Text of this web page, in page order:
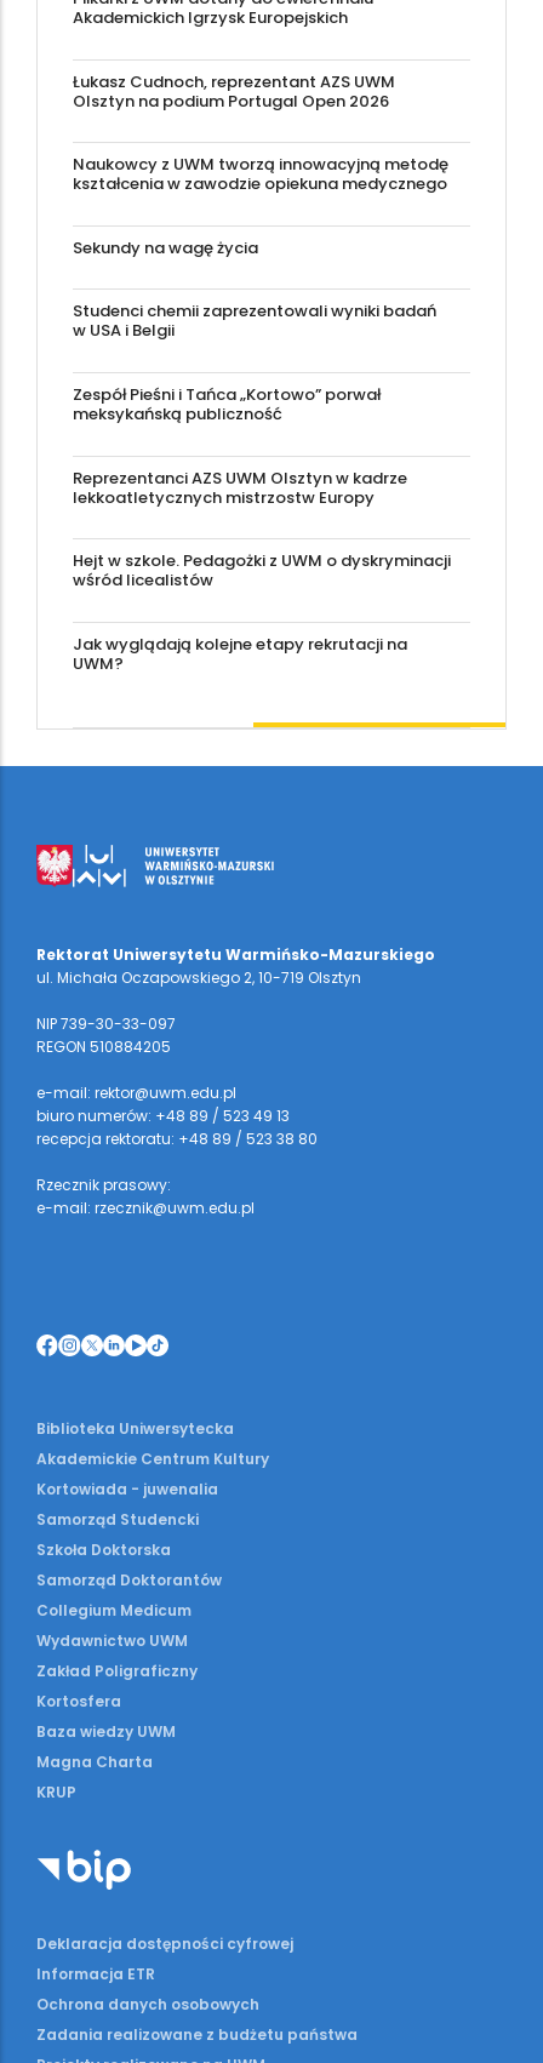
Akademickich Igrzysk Europejskich
Łukasz Cudnoch, reprezentant AZS UWM
Olsztyn na podium Portugal Open 2026
Naukowcy z UWM tworzą innowacyjną metodę
kształcenia w zawodzie opiekuna medycznego
Sekundy na wagę życia
Studenci chemii zaprezentowali wyniki badań
w USA i Belgii
Zespół Pieśni i Tańca „Kortowo” porwał
meksykańską publiczność
Reprezentanci AZS UWM Olsztyn w kadrze
lekkoatletycznych mistrzostw Europy
Hejt w szkole. Pedagożki z UWM o dyskryminacji
wśród licealistów
Jak wyglądają kolejne etapy rekrutacji na
UWM?
Rektorat Uniwersytetu Warmińsko-Mazurskiego
ul. Michała Oczapowskiego 2, 10-719 Olsztyn
NIP 739-30-33-097
REGON 510884205
e-mail: rektor@uwm.edu.pl
biuro numerów: +48 89 / 523 49 13
recepcja rektoratu: +48 89 / 523 38 80
Rzecznik prasowy:
e-mail: rzecznik@uwm.edu.pl
Biblioteka Uniwersytecka
Akademickie Centrum Kultury
Kortowiada - juwenalia
Samorząd Studencki
Szkoła Doktorska
Samorząd Doktorantów
Collegium Medicum
Wydawnictwo UWM
Zakład Poligraficzny
Kortosfera
Baza wiedzy UWM
Magna Charta
KRUP
Deklaracja dostępności cyfrowej
Informacja ETR
Ochrona danych osobowych
Zadania realizowane z budżetu państwa